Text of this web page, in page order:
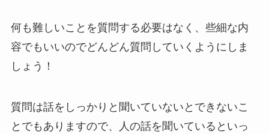
何も難しいことを質問する必要はなく、些細な内
容でもいいのでどんどん質問していくようにしま
しょう！
質問は話をしっかりと聞いていないとできないこ
とでもありますので、人の話を聞いているといっ